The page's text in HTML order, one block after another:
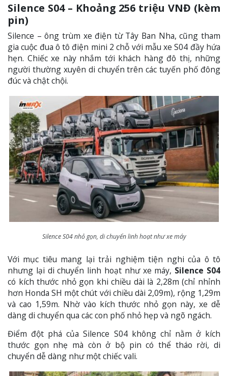
Silence S04 – Khoảng 256 triệu VNĐ (kèm
pin)
Silence – ông trùm xe điện từ Tây Ban Nha, cũng tham
gia cuộc đua ô tô điện mini 2 chỗ với mẫu xe S04 đầy hứa
hẹn. Chiếc xe này nhắm tới khách hàng đô thị, những
người thường xuyên di chuyển trên các tuyến phố đông
đúc và chật chội.
Silence S04 nhỏ gọn, di chuyển linh hoạt như xe máy
Với mục tiêu mang lại trải nghiệm tiện nghi của ô tô
nhưng lại di chuyển linh hoạt như xe máy, Silence S04
có kích thước nhỏ gọn khi chiều dài là 2,28m (chỉ nhỉnh
hơn Honda SH một chút với chiều dài 2,09m), rộng 1,29m
và cao 1,59m. Nhờ vào kích thước nhỏ gọn này, xe dễ
dàng di chuyển qua các con phố nhỏ hẹp và ngõ ngách.
Điểm đột phá của Silence S04 không chỉ nằm ở kích
thước gọn nhẹ mà còn ở bộ pin có thể tháo rời, di
chuyển dễ dàng như một chiếc vali.